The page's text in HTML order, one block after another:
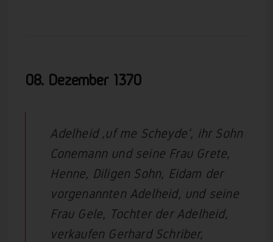
08. Dezember 1370
Adelheid ‚uf me Scheyde‘, ihr Sohn
Conemann und seine Frau Grete,
Henne, Diligen Sohn, Eidam der
vorgenannten Adelheid, und seine
Frau Gele, Tochter der Adelheid,
verkaufen Gerhard Schriber,